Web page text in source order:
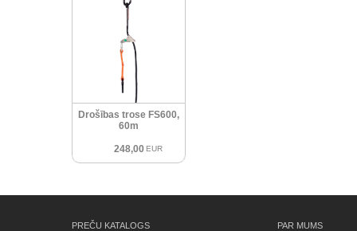
Drošības trose FS600,
60m
248,00 EUR
PREČU KATALOGS
PAR MUMS